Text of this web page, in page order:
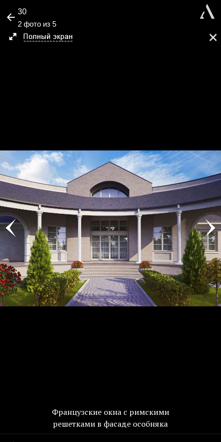
30
2 фото из 5
Французские окна с римскими
решетками в фасаде особняка